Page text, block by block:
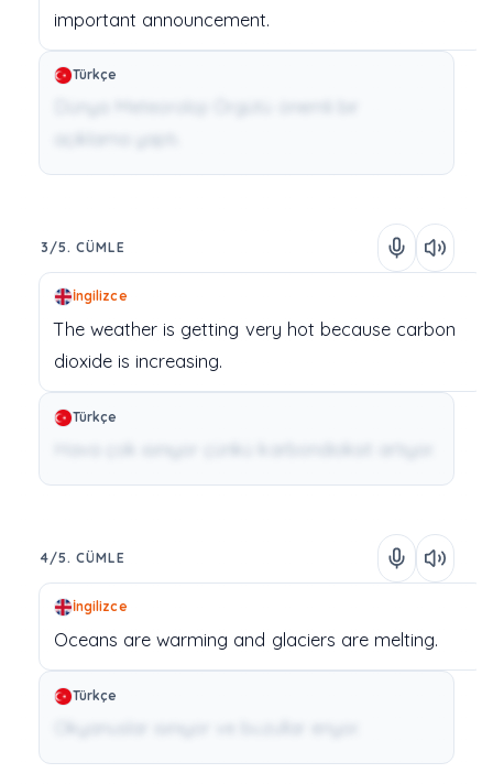
important announcement.
Türkçe
3/5. CÜMLE
İngilizce
The weather is getting very hot because carbon
dioxide is increasing.
Türkçe
4/5. CÜMLE
İngilizce
Oceans are warming and glaciers are melting.
Türkçe